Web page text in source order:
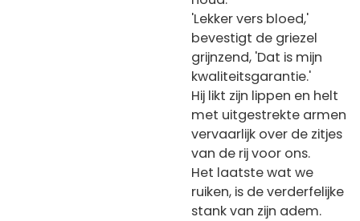
'Lekker vers bloed,'
bevestigt de griezel
grijnzend, 'Dat is mijn
kwaliteitsgarantie.'
Hij likt zijn lippen en helt
met uitgestrekte armen
vervaarlijk over de zitjes
van de rij voor ons.
Het laatste wat we
ruiken, is de verderfelijke
stank van zijn adem.